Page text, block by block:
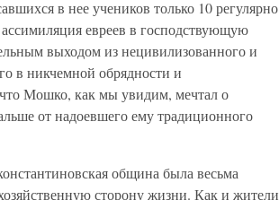
в нее учеников только 10 регулярно
евреев в господствующую
выходом из нецивилизованного и
в никчемной обрядности и
Мошко, как мы увидим, мечтал о
от надоевшего ему традиционного
община была весьма
сторону жизни. Как и жители